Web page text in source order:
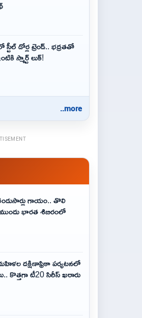
డోర్ల ట్రెండ్.. భద్రతతో
స్మార్ట్ లుక్!
..more
గాయం.. తొలి
ముందు భారత శిబిరంలో
దక్షిణాఫ్రికా పర్యటనలో
కొత్తగా టీ20 సిరీస్ ఖరారు